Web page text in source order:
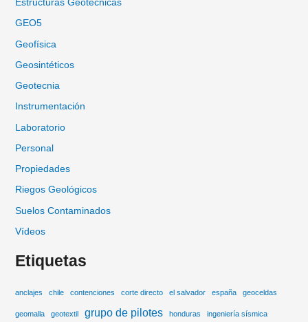
Estructuras Geotécnicas
GEO5
Geofísica
Geosintéticos
Geotecnia
Instrumentación
Laboratorio
Personal
Propiedades
Riegos Geológicos
Suelos Contaminados
Vídeos
Etiquetas
anclajes chile contenciones corte directo el salvador españa geoceldas
geomalla geotextil grupo de pilotes honduras ingeniería sísmica